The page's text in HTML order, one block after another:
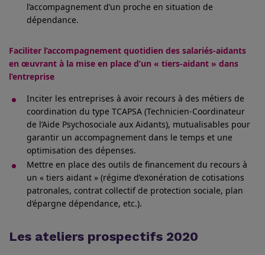
l’accompagnement d’un proche en situation de
dépendance.
Faciliter l’accompagnement quotidien des salariés-aidants
en œuvrant à la mise en place d’un « tiers-aidant » dans
l’entreprise
Inciter les entreprises à avoir recours à des métiers de
coordination du type TCAPSA (Technicien-Coordinateur
de l’Aide Psychosociale aux Aidants), mutualisables pour
garantir un accompagnement dans le temps et une
optimisation des dépenses.
Mettre en place des outils de financement du recours à
un « tiers aidant » (régime d’exonération de cotisations
patronales, contrat collectif de protection sociale, plan
d’épargne dépendance, etc.).
Les ateliers prospectifs 2020